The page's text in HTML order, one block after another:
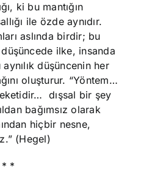
ki bu mantığın
ile özde aynıdır.
aslında birdir; bu
ilke, insanda
düşüncenin her
oluşturur. “Yöntem…
dışsal bir şey
bağımsız olarak
hiçbir nesne,
(Hegel)
*